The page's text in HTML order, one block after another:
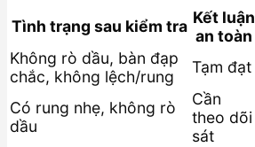
Tình trạng sau kiểm tra Kết luận
an toàn
Không rò dầu, bàn đạp
chắc, không lệch/rung
Tạm đạt
Có rung nhẹ, không rò
dầu
Cần
theo dõi
sát